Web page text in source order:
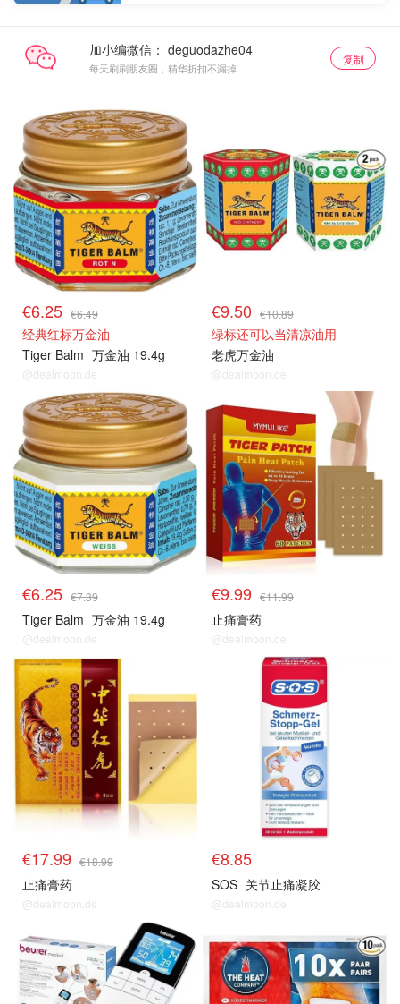
加小编微信：
每天刷刷朋友圈，精华折扣不漏掉
复制
€6.25 €6.49
经典红标万金油
Tiger Balm 万金油 19.4g
@dealmoon.de
€9.50 €10.89
绿标还可以当清凉油用
老虎万金油
@dealmoon.de
€6.25 €7.39
Tiger Balm 万金油 19.4g
@dealmoon.de
€9.99 €11.99
止痛膏药
@dealmoon.de
€17.99 €18.99
止痛膏药
@dealmoon.de
€8.85
SOS 关节止痛凝胶
@dealmoon.de